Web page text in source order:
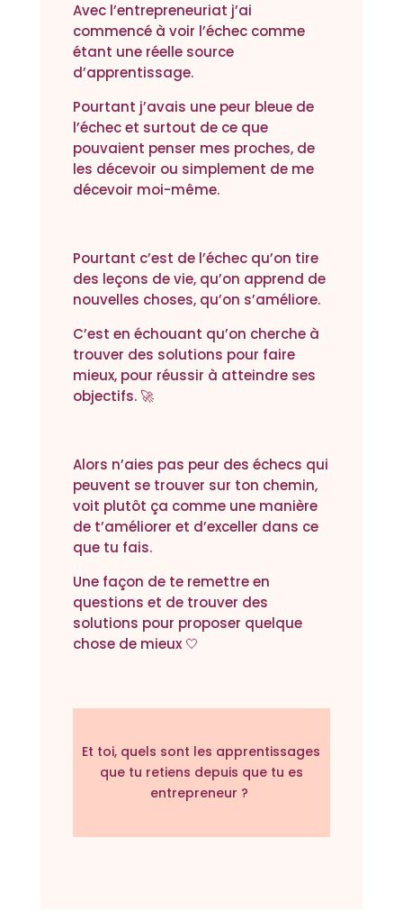
Avec l’entrepreneuriat j’ai
commencé à voir l’échec comme
étant une réelle source
d’apprentissage.
Pourtant j’avais une peur bleue de
l’échec et surtout de ce que
pouvaient penser mes proches, de
les décevoir ou simplement de me
décevoir moi-même.
Pourtant c’est de l’échec qu’on tire
des leçons de vie, qu’on apprend de
nouvelles choses, qu’on s’améliore.
C’est en échouant qu’on cherche à
trouver des solutions pour faire
mieux, pour réussir à atteindre ses
objectifs. 🚀
Alors n’aies pas peur des échecs qui
peuvent se trouver sur ton chemin,
voit plutôt ça comme une manière
de t’améliorer et d’exceller dans ce
que tu fais.
Une façon de te remettre en
questions et de trouver des
solutions pour proposer quelque
chose de mieux 🤍
Et toi, quels sont les apprentissages
que tu retiens depuis que tu es
entrepreneur ?